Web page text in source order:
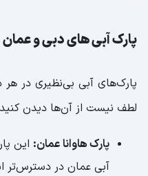
پارک آبی های دبی و عمان
پارک‌های آبی بی‌نظیری در
لطف نیست از آن‌ها دیدن
پارک هاوانا عمان: این
آبی عمان در